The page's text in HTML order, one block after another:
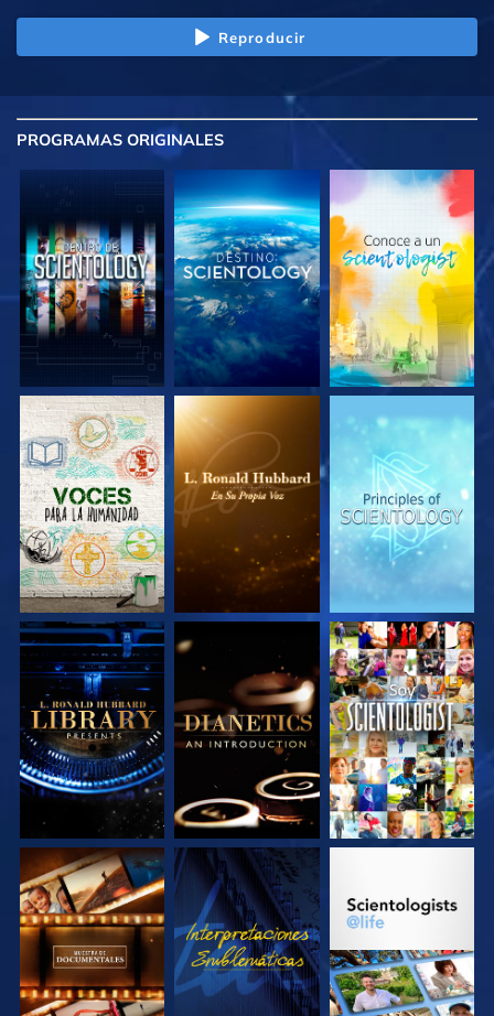
Reproducir
PROGRAMAS ORIGINALES
EXPLORA LAS
SERIES
EXPLORA LAS
SERIES
EXPLORA LAS
SERIES
EXPLORA LAS
SERIES
EXPLORA LAS
SERIES
VE
EXPLORA LAS
SERIES
VE
EXPLORA LAS